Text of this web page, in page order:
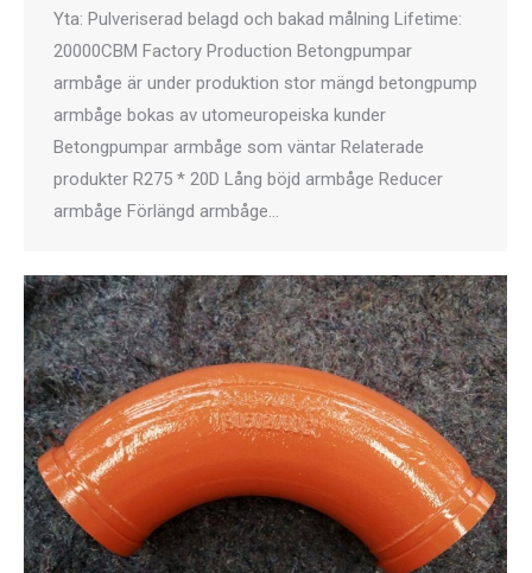
Yta: Pulveriserad belagd och bakad målning Lifetime:
20000CBM Factory Production Betongpumpar
armbåge är under produktion stor mängd betongpump
armbåge bokas av utomeuropeiska kunder
Betongpumpar armbåge som väntar Relaterade
produkter R275 * 20D Lång böjd armbåge Reducer
armbåge Förlängd armbåge…